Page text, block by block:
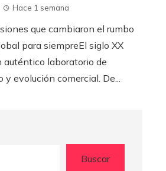
Hace 1 semana
que cambiaron el rumbo
para siempreEl siglo XX
auténtico laboratorio de
evolución comercial. De...
Buscar